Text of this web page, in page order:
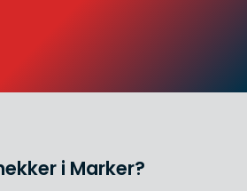
i Marker?